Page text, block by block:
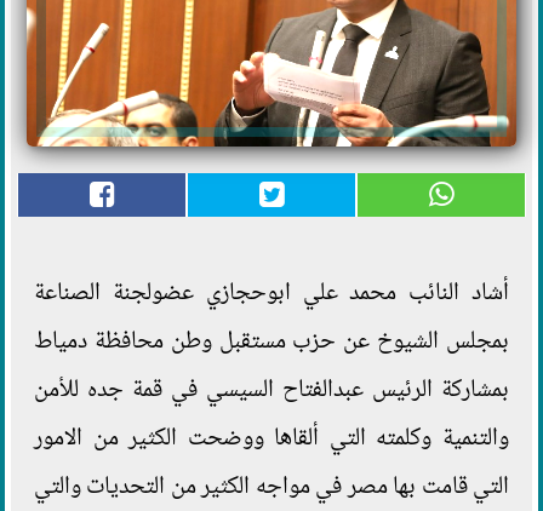
أشاد النائب محمد علي ابوحجازي عضولجنة الصناعة
بمجلس الشيوخ عن حزب مستقبل وطن محافظة دمياط
بمشاركة الرئيس عبدالفتاح السيسي في قمة جده للأمن
والتنمية وكلمته التي ألقاها ووضحت الكثير من الامور
التي قامت بها مصر في مواجه الكثير من التحديات والتي